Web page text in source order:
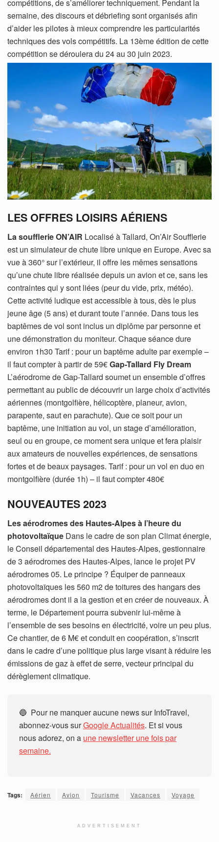
compétitions, de s’améliorer techniquement. Pendant la
semaine, des discours et débriefing sont organisés afin
d’aider les pilotes à mieux comprendre les particularités
techniques des vols compétitifs. La 13ème édition de cette
compétition se déroulera du 24 au 30 juin 2023.
LES OFFRES LOISIRS AÉRIENS
La soufflerie ON’AIR Localisé à Tallard, On’Air Soufflerie
est un simulateur de chute libre unique en Europe. Avec sa
vue à 360° sur l’extérieur, il offre les mêmes sensations
qu’une chute libre réalisée depuis un avion et ce, sans les
contraintes qui y sont liées (peur du vide, prix, météo).
Cette activité ludique est accessible à tous, dès le plus
jeune âge (5 ans) et durant toute l’année. Dans tous les
baptêmes de vol sont inclus un diplôme par personne et
une démonstration du moniteur. Chaque séance dure
environ 1h30 Tarif : pour un baptême adulte par exemple –
il faut compter à partir de 59€Gap-Tallard Fly Dream
L’aérodrome de Gap-Tallard soumet un ensemble d’offres
permettant au public de découvrir un large choix d’activités
aériennes (montgolfière, hélicoptère, planeur, avion,
parapente, saut en parachute). Que ce soit pour un
baptême, une initiation au vol, un stage d’amélioration,
seul ou en groupe, ce moment sera unique et fera plaisir
aux amateurs de nouvelles expériences, de sensations
fortes et de beaux paysages. Tarif : pour un vol en duo en
montgolfière (durée 1h) – il faut compter 480€
NOUVEAUTES 2023
Les aérodromes des Hautes-Alpes à l’heure du
photovoltaïque Dans le cadre de son plan Climat énergie,
le Conseil départemental des Hautes-Alpes, gestionnaire
de 3 aérodromes des Hautes-Alpes, lance le projet PV
aérodromes 05. Le principe ? Équiper de panneaux
photovoltaïques les 560 m2 de toitures des hangars des
aérodromes dont il a la gestion et en créer de nouveaux. À
terme, le Département pourra subvenir lui-même à
l’ensemble de ses besoins en électricité, voire un peu plus.
Ce chantier, de 6 M€ et conduit en coopération, s’inscrit
dans le cadre d’une politique plus large visant à réduire les
émissions de gaz à effet de serre, vecteur principal du
dérèglement climatique.
🔵 Pour ne manquer aucune news sur InfoTravel,
abonnez-vous surGoogle Actualités. Et si vous
nous adorez, on a une newsletter une fois par
semaine.
Tags: Aérien Avion Tourisme Vacances Voyage
ADVERTISEMENT